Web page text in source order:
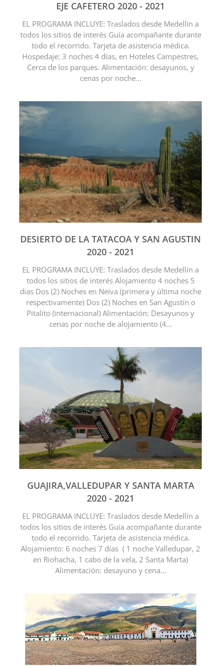
EJE CAFETERO 2020 - 2021
EL PROGRAMA INCLUYE: Traslados desde Medellín a
todos los sitios de interés Guía acompañante durante
todo el recorrido. Tarjeta de asistencia médica.
Hospedaje: 3 noches 4 días, en Hoteles Campestres,
Cerca de los parques. Alimentación: desayunos, y
cenas por noche...
DESIERTO DE LA TATACOA Y SAN AGUSTIN
2020 - 2021
EL PROGRAMA INCLUYE: Traslados desde Medellín a
todos los sitios de interés Alojamiento 4 noches 5
días Dos (2) Noches en Neiva (primera y última noche
respectivamente) Dos (2) Noches en San Agustín o
Pitalito (internacional) Alimentación: Desayunos y
cenas por noche de alojamiento (4...
GUAJIRA,VALLEDUPAR Y SANTA MARTA
2020 - 2021
EL PROGRAMA INCLUYE: Traslados desde Medellín a
todos los sitios de interés Guía acompañante durante
todo el recorrido. Tarjeta de asistencia médica.
Alojamiento: 6 noches 7 días ( 1 noche Valledupar, 2
en Riohacha, 1 cabo de la vela, 2 Santa Marta)
Alimentación: desayuno y cena...